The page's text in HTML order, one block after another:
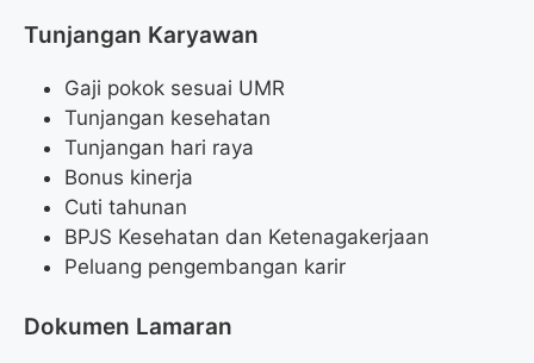
Tunjangan Karyawan
Gaji pokok sesuai UMR
Tunjangan kesehatan
Tunjangan hari raya
Bonus kinerja
Cuti tahunan
BPJS Kesehatan dan Ketenagakerjaan
Peluang pengembangan karir
Dokumen Lamaran